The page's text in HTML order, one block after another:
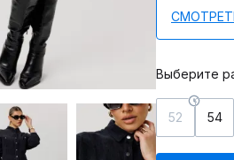
Выберите
52 54